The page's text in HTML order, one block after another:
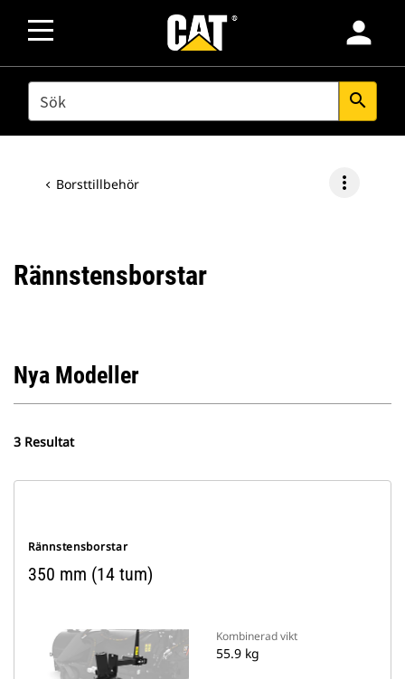
person
SEARCH search
Borsttillbehör more_vert
Rännstensborstar
Nya Modeller
3 Resultat
Rännstensborstar
350 mm (14 tum)
Kombinerad vikt
55.9 kg